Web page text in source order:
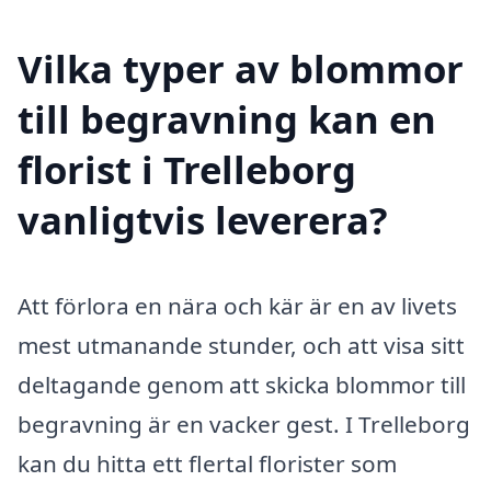
Vilka typer av blommor
till begravning kan en
florist i Trelleborg
vanligtvis leverera?
Att förlora en nära och kär är en av livets
mest utmanande stunder, och att visa sitt
deltagande genom att skicka blommor till
begravning är en vacker gest. I Trelleborg
kan du hitta ett flertal florister som